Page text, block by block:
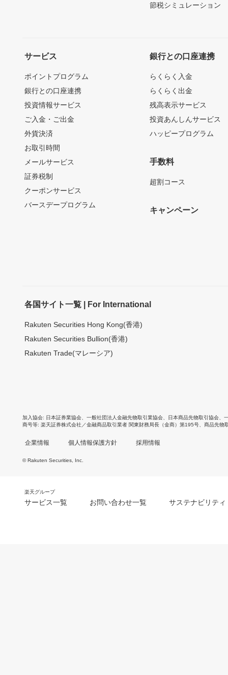
節税シミュレーション
サービス
ポイントプログラム
銀行との口座連携
投資情報サービス
ご入金・ご出金
外貨決済
お取引時間
メールサービス
証券税制
クーポンサービス
バースデープログラム
銀行との口座連携
らくらく入金
らくらく出金
残高表示サービス
投資あんしんサービス
ハッピープログラム
手数料
超割コース
キャンペーン
各国サイト一覧 | For International
Rakuten Securities Hong Kong(香港)
Rakuten Securities Bullion(香港)
Rakuten Trade(マレーシア)
加入協会 日本証券業協会 一般社団法人金融先物取引業協会 日本商品先物取引協会
商号等 楽天証券株式会社／金融商品取引業者 関東財務局長（金商）第195号、商品先物
企業情報 個人情報保護方針 採用情報
© Rakuten Securities, Inc.
楽天グループ
サービス一覧 お問い合わせ一覧 サステナビリティ